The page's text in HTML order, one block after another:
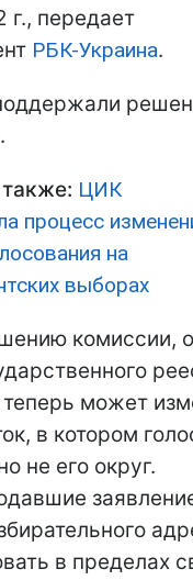
г., передает
РБК-Украина.
ЦИК
процесс
на
выборах
комиссии,
теперь может
в котором
не его округ.
в пределах